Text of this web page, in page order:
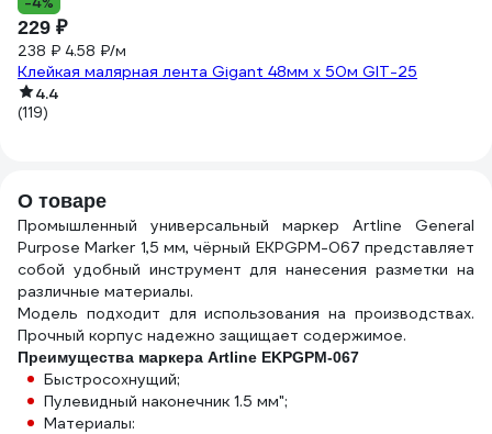
229 ₽
238 ₽ 4.58 ₽/м
Клейкая малярная лента Gigant 48мм x 50м GIT-25
4.4
(119)
О товаре
Промышленный универсальный маркер Artline General
Purpose Marker 1,5 мм, чёрный EKPGPM-067 представляет
собой удобный инструмент для нанесения разметки на
различные материалы.
Модель подходит для использования на производствах.
Прочный корпус надежно защищает содержимое.
Преимущества маркера Artline EKPGPM-067
Быстросохнущий;
Пулевидный наконечник 1.5 мм";
Материалы: